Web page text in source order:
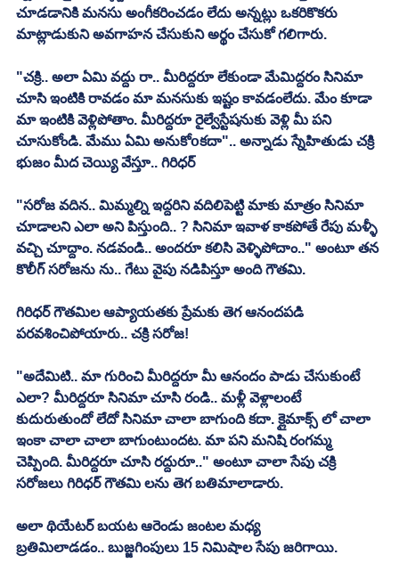
చూడడానికి మనసు అంగీకరించడం లేదు అన్నట్లు ఒకరికొకరు
మాట్లాడుకుని అవగాహన చేసుకుని అర్థం చేసుకో గలిగారు.
"చక్రి.. అలా ఏమి వద్దు రా.. మీరిద్దరూ లేకుండా మేమిద్దరం సినిమా
చూసి ఇంటికి రావడం మా మనసుకు ఇష్టం కావడంలేదు. మేం కూడా
మా ఇంటికి వెళ్లిపోతాం. మీరిద్దరూ రైల్వేస్టేషనుకు వెళ్లి మీ పని
చూసుకోండి. మేము ఏమి అనుకోoకదా".. అన్నాడు స్నేహితుడు చక్రి
భుజం మీద చెయ్యి వేస్తూ.. గిరిధర్
"సరోజ వదిన.. మిమ్మల్ని ఇద్దరిని వదిలిపెట్టి మాకు మాత్రం సినిమా
చూడాలని ఎలా అని పిస్తుంది.. ? సినిమా ఇవాళ కాకపోతే రేపు మళ్ళీ
వచ్చి చూద్దాం. నడవండి.. అందరూ కలిసి వెళ్ళిపోదాం.." అంటూ తన
కొలీగ్ సరోజను ను.. గేటు వైపు నడిపిస్తూ అంది గౌతమి.
గిరిధర్ గౌతమిల ఆప్యాయతకు ప్రేమకు తెగ ఆనందపడి
పరవశించిపోయారు.. చక్రి సరోజ!
"అదేమిటి.. మా గురించి మీరిద్దరూ మీ ఆనందం పాడు చేసుకుంటే
ఎలా? మీరిద్దరూ సినిమా చూసి రండి.. మళ్లీ వెళ్లాలంటే
కుదురుతుందో లేదో సినిమా చాలా బాగుంది కదా. క్లైమాక్స్ లో చాలా
ఇంకా చాలా చాలా బాగుంటుందట. మా పని మనిషి రంగమ్మ
చెప్పింది. మీరిద్దరూ చూసి రద్దురూ.." అంటూ చాలా సేపు చక్రి
సరోజలు గిరిధర్ గౌతమి లను తెగ బతిమాలాడారు.
అలా థియేటర్ బయట ఆరెండు జంటల మధ్య
బ్రతిమిలాడడం.. బుజ్జగింపులు 15 నిమిషాల సేపు జరిగాయి.